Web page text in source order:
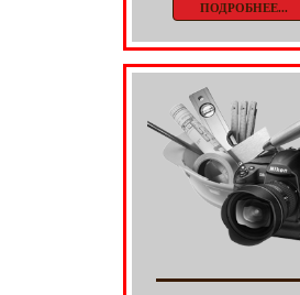
ПОДРОБНЕЕ...